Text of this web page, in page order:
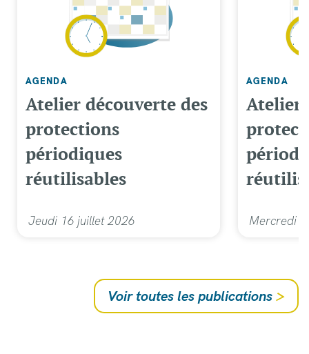
AGENDA
Atelier découverte des
protections
périodiques
réutilisables
Jeudi 16 juillet 2026
AGENDA
Atelier
Mercredi
Voir toutes les publications >